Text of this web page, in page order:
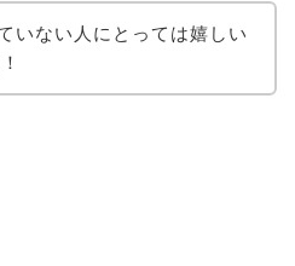
いない人にとっては嬉しい